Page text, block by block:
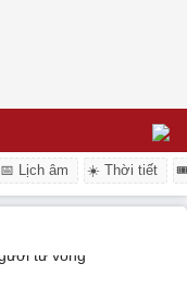
📅 Lịch âm ☀️ Thời tiết